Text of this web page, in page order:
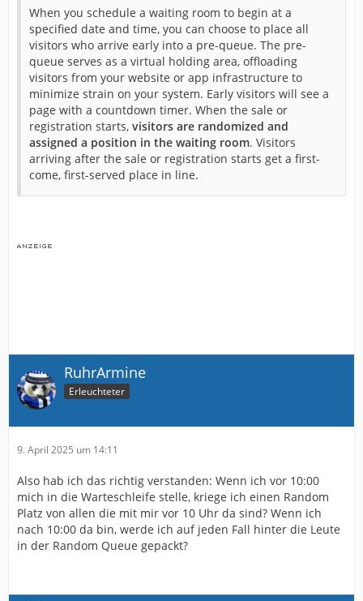
When you schedule a waiting room to begin at a
specified date and time, you can choose to place all
visitors who arrive early into a pre-queue. The pre-
queue serves as a virtual holding area, offloading
visitors from your website or app infrastructure to
minimize strain on your system. Early visitors will see a
page with a countdown timer. When the sale or
registration starts, visitors are randomized and
assigned a position in the waiting room. Visitors
arriving after the sale or registration starts get a first-
come, first-served place in line.
RuhrArmine
Erleuchteter
9. April 2025 um 14:11
Also hab ich das richtig verstanden: Wenn ich vor 10:00
mich in die Warteschleife stelle, kriege ich einen Random
Platz von allen die mit mir vor 10 Uhr da sind? Wenn ich
nach 10:00 da bin, werde ich auf jeden Fall hinter die Leute
in der Random Queue gepackt?